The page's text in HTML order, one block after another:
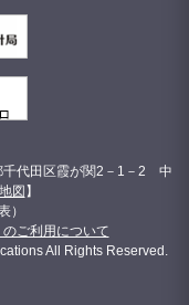
代田区霞が関2－1－2 中
図 】
）
ご利用について
All Rights Reserved.